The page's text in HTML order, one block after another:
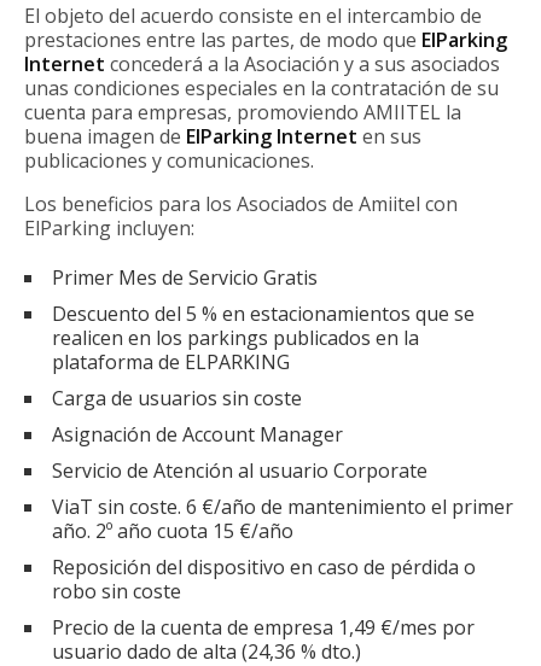
El objeto del acuerdo consiste en el intercambio de
prestaciones entre las partes, de modo que ElParking
Internet concederá a la Asociación y a sus asociados
unas condiciones especiales en la contratación de su
cuenta para empresas, promoviendo AMIITEL la
buena imagen de ElParking Internet en sus
publicaciones y comunicaciones.
Los beneficios para los Asociados de Amiitel con
ElParking incluyen:
Primer Mes de Servicio Gratis
Descuento del 5 % en estacionamientos que se
realicen en los parkings publicados en la
plataforma de ELPARKING
Carga de usuarios sin coste
Asignación de Account Manager
Servicio de Atención al usuario Corporate
ViaT sin coste. 6 €/año de mantenimiento el primer
año. 2º año cuota 15 €/año
Reposición del dispositivo en caso de pérdida o
robo sin coste
Precio de la cuenta de empresa 1,49 €/mes por
usuario dado de alta (24,36 % dto.)